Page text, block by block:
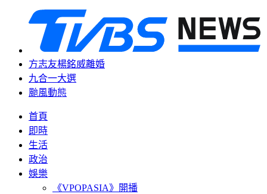
方志友楊銘威離婚
九合一大選
颱風動態
首頁
即時
生活
政治
娛樂
《VPOPASIA》開播